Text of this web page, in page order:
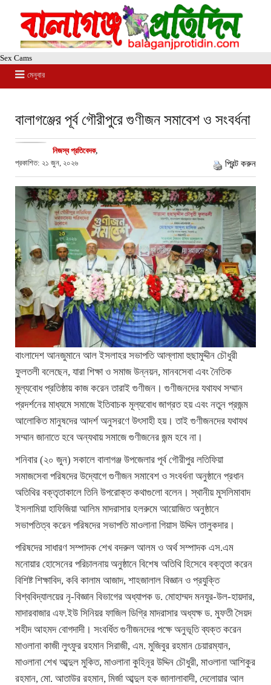
Sex Cams
মেনুবার
বালাগঞ্জের পূর্ব গৌরীপুরে গুণীজন সমাবেশ ও সংবর্ধনা
নিজস্ব প্রতিবেদক,
প্রকাশিত: ২১ জুন, ২০২৬
প্রিন্ট করুন
বাংলাদেশ আনজুমানে আল ইসলাহর সভাপতি আল্লামা হুছামুদ্দীন চৌধুরী
ফুলতলী বলেছেন, যারা শিক্ষা ও সমাজ উন্নয়ন, মানবসেবা এবং নৈতিক
মূল্যবোধ প্রতিষ্ঠায় কাজ করেন তারাই গুণীজন। গুণীজনদের যথাযথ সম্মান
প্রদর্শনের মাধ্যমে সমাজে ইতিবাচক মূল্যবোধ জাগ্রত হয় এবং নতুন প্রজন্ম
আলোকিত মানুষদের আদর্শ অনুসরণে উৎসাহী হয়। তাই গুণীজনদের যথাযথ
সম্মান জানাতে হবে অন্যথায় সমাজে গুণীজনের জন্ম হবে না।
শনিবার (২০ জুন) সকালে বালাগঞ্জ উপজেলার পূর্ব গৌরীপুর লতিফিয়া
সমাজসেবা পরিষদের উদ্যোগে গুণীজন সমাবেশ ও সংবর্ধনা অনুষ্ঠানে প্রধান
অতিথির বক্তৃতাকালে তিনি উপরোক্ত কথাগুলো বলেন। স্থানীয় মুসলিমাবাদ
ইসলামিয়া হাফিজিয়া আলিম মাদরাসার হলরুমে আয়োজিত অনুষ্ঠানে
সভাপতিত্ব করেন পরিষদের সভাপতি মাওলানা গিয়াস উদ্দিন তালুকদার।
পরিষদের সাধারণ সম্পাদক শেখ বদরুল আলম ও অর্থ সম্পাদক এস.এম
মনোয়ার হোসেনের পরিচালনায় অনুষ্ঠানে বিশেষ অতিথি হিসেবে বক্তৃতা করেন
বিশিষ্ট শিক্ষাবিদ, কবি কালাম আজাদ, শাহজালাল বিজ্ঞান ও প্রযুক্তি
বিশ্ববিদ্যালয়ের নৃ-বিজ্ঞান বিভাগের অধ্যাপক ড. মোহাম্মদ মনযুর-উল-হায়দার,
মাদারবাজার এফ.ইউ সিনিয়র ফাজিল ডিগ্রি মাদরাসার অধ্যক্ষ ড. মুফতী সৈয়দ
শহীদ আহমদ বোগদাদী। সংবর্ধিত গুণীজনদের পক্ষে অনুভূতি ব্যক্ত করেন
মাওলানা কাজী লুৎফুর রহমান সিরাজী, এম. মুজিবুর রহমান চেয়ারম্যান,
মাওলানা শেখ আব্দুল মুকিত, মাওলানা কুহিনূর উদ্দিন চৌধুরী, মাওলানা আশিকুর
রহমান, মো. আতাউর রহমান, মির্জা আব্দুল হক জালালাবাদী, দেলোয়ার আল